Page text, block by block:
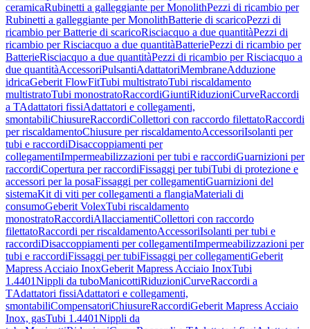
ceramicaRubinetti a galleggiante per MonolithPezzi di ricambio per
Rubinetti a galleggiante per MonolithBatterie di scaricoPezzi di
ricambio per Batterie di scaricoRisciacquo a due quantitàPezzi di
ricambio per Risciacquo a due quantitàBatteriePezzi di ricambio per
BatterieRisciacquo a due quantitàPezzi di ricambio per Risciacquo a
due quantitàAccessoriPulsantiAdattatoriMembraneAdduzione
idricaGeberit FlowFitTubi multistratoTubi riscaldamento
multistratoTubi monostratoRaccordiGiuntiRiduzioniCurveRaccordi
a TAdattatori fissiAdattatori e collegamenti,
smontabiliChiusureRaccordiCollettori con raccordo filettatoRaccordi
per riscaldamentoChiusure per riscaldamentoAccessoriIsolanti per
tubi e raccordiDisaccoppiamenti per
collegamentiImpermeabilizzazioni per tubi e raccordiGuarnizioni per
raccordiCopertura per raccordiFissaggi per tubiTubi di protezione e
accessori per la posaFissaggi per collegamentiGuarnizioni del
sistemaKit di viti per collegamenti a flangiaMateriali di
consumoGeberit VolexTubi riscaldamento
monostratoRaccordiAllacciamentiCollettori con raccordo
filettatoRaccordi per riscaldamentoAccessoriIsolanti per tubi e
raccordiDisaccoppiamenti per collegamentiImpermeabilizzazioni per
tubi e raccordiFissaggi per tubiFissaggi per collegamentiGeberit
Mapress Acciaio InoxGeberit Mapress Acciaio InoxTubi
1.4401Nippli da tuboManicottiRiduzioniCurveRaccordi a
TAdattatori fissiAdattatori e collegamenti,
smontabiliCompensatoriChiusureRaccordiGeberit Mapress Acciaio
Inox, gasTubi 1.4401Nippli da